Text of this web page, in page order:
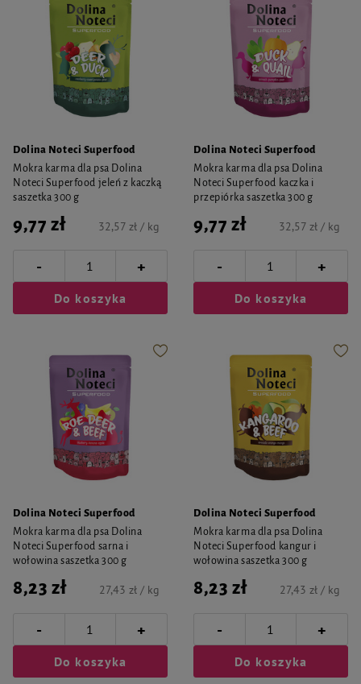
Dolina Noteci Superfood
Mokra karma dla psa Dolina
Noteci Superfood jeleń z kaczką
saszetka 300 g
9,77 zł 32,57 zł / kg
- +
Do koszyka
Dolina Noteci Superfood
Mokra karma dla psa Dolina
Noteci Superfood kaczka i
przepiórka saszetka 300 g
9,77 zł 32,57 zł / kg
- +
Do koszyka
Dolina Noteci Superfood
Mokra karma dla psa Dolina
Noteci Superfood sarna i
wołowina saszetka 300 g
8,23 zł 27,43 zł / kg
- +
Do koszyka
Dolina Noteci Superfood
Mokra karma dla psa Dolina
Noteci Superfood kangur i
wołowina saszetka 300 g
8,23 zł 27,43 zł / kg
- +
Do koszyka